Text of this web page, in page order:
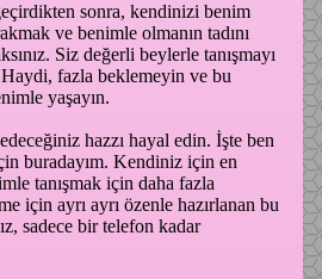
sonra, kendinizi benim
ve benimle olmanın tadını
Siz değerli beylerle tanışmayı
fazla beklemeyin ve bu
yaşayın.
hazzı hayal edin. İşte ben
buradayım. Kendiniz için en
tanışmak için daha fazla
için ayrı ayrı özenle hazırlanan bu
sadece bir telefon kadar